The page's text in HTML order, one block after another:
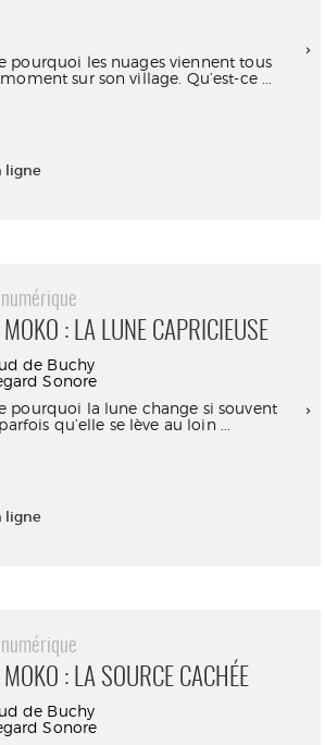
pourquoi les nuages viennent tous
sur son village. Qu’est-ce ...
ligne
: LA LUNE CAPRICIEUSE
de Buchy
Sonore
pourquoi la lune change si souvent
qu’elle se lève au loin ...
ligne
: LA SOURCE CACHÉE
de Buchy
Sonore